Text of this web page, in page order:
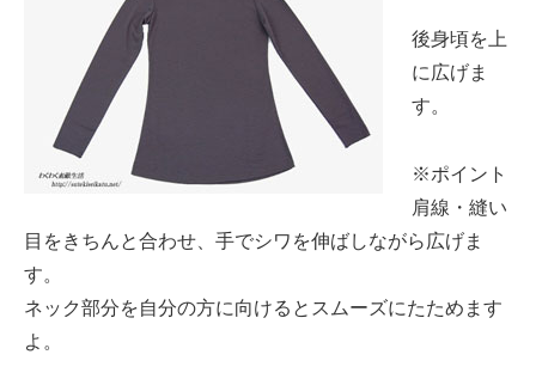
後身頃を上
に広げま
す。
※ポイント
肩線・縫い
目をきちんと合わせ、手でシワを伸ばしながら広げま
す。
ネック部分を自分の方に向けるとスムーズにたためます
よ。